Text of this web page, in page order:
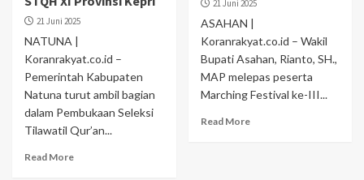
21 Juni 2025
NATUNA |
Koranrakyat.co.id –
Pemerintah Kabupaten
Natuna turut ambil bagian
dalam Pembukaan Seleksi
Tilawatil Qur’an...
Read More
21 Juni 2025
ASAHAN |
Koranrakyat.co.id – Wakil
Bupati Asahan, Rianto, SH.,
MAP melepas peserta
Marching Festival ke-III...
Read More